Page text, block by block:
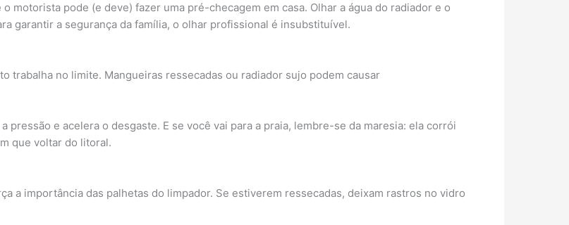
motorista pode (e deve) fazer uma pré-checagem em casa. Olhar a água do radiador e o
garantir a segurança da família, o olhar profissional é insubstituível.
trabalha no limite. Mangueiras ressecadas ou radiador sujo podem causar
pressão e acelera o desgaste. E se você vai para a praia, lembre-se da maresia: ela corrói
que voltar do litoral.
a importância das palhetas do limpador. Se estiverem ressecadas, deixam rastros no vidro